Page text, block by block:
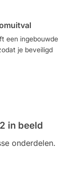
een ingebouwde
je beveiligd
in beeld
onderdelen.